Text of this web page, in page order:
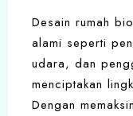
Desain rumah
alami seperti
udara, dan
menciptakan
Dengan